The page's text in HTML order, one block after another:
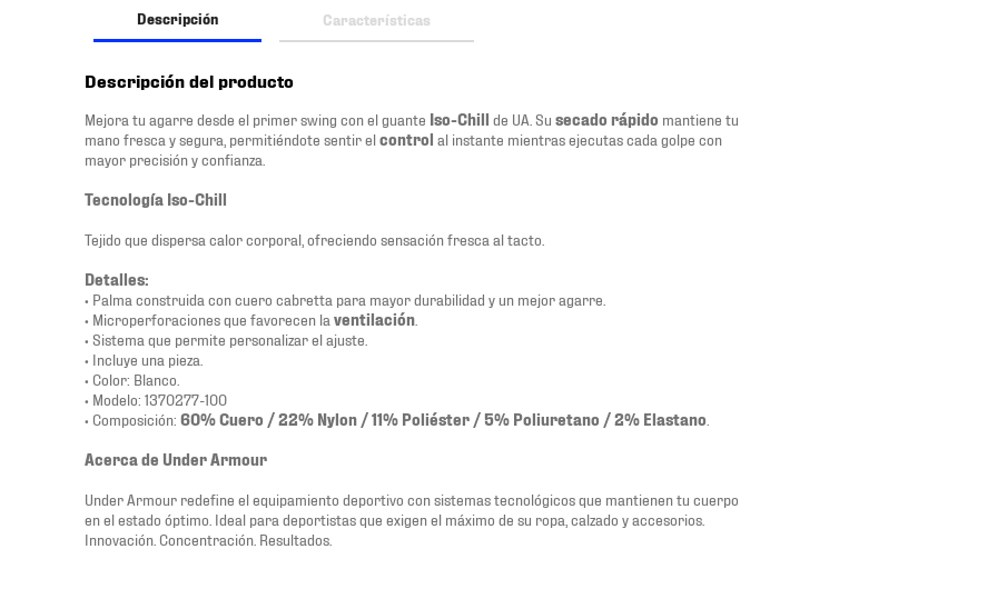
Descripción Características
Descripción del producto
Mejora tu agarre desde el primer swing con el guante Iso-Chill de UA. Su secado rápido mantiene tu
mano fresca y segura, permitiéndote sentir elcontrol al instante mientras ejecutas cada golpe con
mayor precisión y confianza.
Tecnología Iso-Chill
Tejido que dispersa calor corporal, ofreciendo sensación fresca al tacto.
Detalles:
• Palma construida con cuero cabretta para mayor durabilidad y un mejor agarre.
• Microperforaciones que favorecen la ventilación
• Sistema que permite personalizar el ajuste.
• Incluye una pieza.
• Color: Blanco.
• Modelo: 1370277-100
• Composición: 60% Cuero / 22% Nylon / 11% Poliéster / 5% Poliuretano / 2% Elastano
Acerca de Under Armour
Under Armour redefine el equipamiento deportivo con sistemas tecnológicos que mantienen tu cuerpo
en el estado óptimo. Ideal para deportistas que exigen el máximo de su ropa, calzado y accesorios.
Innovación. Concentración. Resultados.